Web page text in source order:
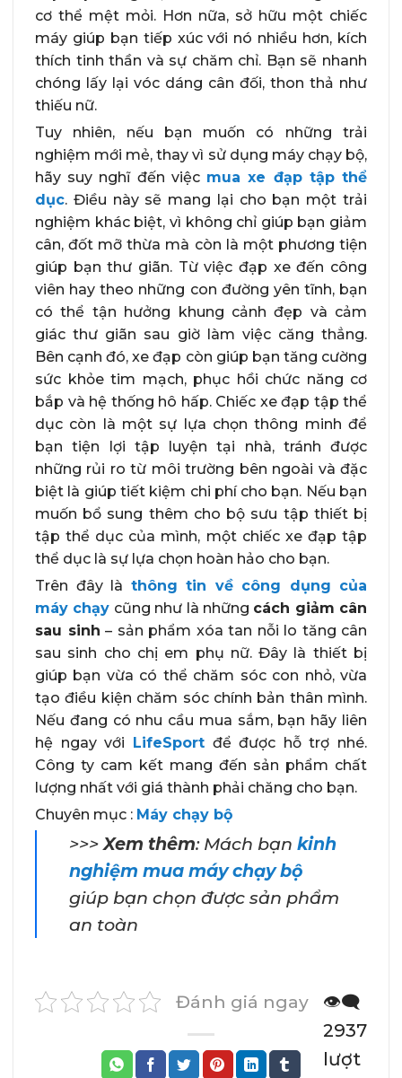
cơ thể mệt mỏi. Hơn nữa, sở hữu một chiếc
máy giúp bạn tiếp xúc với nó nhiều hơn, kích
thích tinh thần và sự chăm chỉ. Bạn sẽ nhanh
chóng lấy lại vóc dáng cân đối, thon thả như
thiếu nữ.
Tuy nhiên, nếu bạn muốn có những trải
nghiệm mới mẻ, thay vì sử dụng máy chạy bộ,
hãy suy nghĩ đến việc mua xe đạp tập thể
dục. Điều này sẽ mang lại cho bạn một trải
nghiệm khác biệt, vì không chỉ giúp bạn giảm
cân, đốt mỡ thừa mà còn là một phương tiện
giúp bạn thư giãn. Từ việc đạp xe đến công
viên hay theo những con đường yên tĩnh, bạn
có thể tận hưởng khung cảnh đẹp và cảm
giác thư giãn sau giờ làm việc căng thẳng.
Bên cạnh đó, xe đạp còn giúp bạn tăng cường
sức khỏe tim mạch, phục hồi chức năng cơ
bắp và hệ thống hô hấp. Chiếc xe đạp tập thể
dục còn là một sự lựa chọn thông minh để
bạn tiện lợi tập luyện tại nhà, tránh được
những rủi ro từ môi trường bên ngoài và đặc
biệt là giúp tiết kiệm chi phí cho bạn. Nếu bạn
muốn bổ sung thêm cho bộ sưu tập thiết bị
tập thể dục của mình, một chiếc xe đạp tập
thể dục là sự lựa chọn hoàn hảo cho bạn.
Trên đây là thông tin về công dụng của
máy chạy cũng như là những cách giảm cân
sau sinh – sản phẩm xóa tan nỗi lo tăng cân
sau sinh cho chị em phụ nữ. Đây là thiết bị
giúp bạn vừa có thể chăm sóc con nhỏ, vừa
tạo điều kiện chăm sóc chính bản thân mình.
Nếu đang có nhu cầu mua sắm, bạn hãy liên
hệ ngay với
LifeSportđể được hỗ trợ nhé.
Công ty cam kết mang đến sản phẩm chất
lượng nhất với giá thành phải chăng cho bạn.
Chuyên mục : Máy chạy bộ
>>>Xem thêm: Mách bạn kinh
nghiệm mua máy chạy bộ
giúp bạn chọn được sản phẩm
an toàn
Đánh giá ngay
👁️‍🗨️
2937
lượt